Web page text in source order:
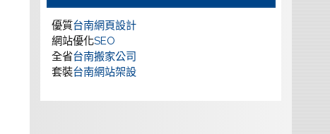
優質台南網頁設計
網站優化SEO
全省台南搬家公司
套裝台南網站架設